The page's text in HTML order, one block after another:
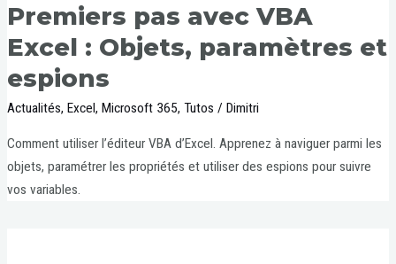
Premiers pas avec VBA
Excel : Objets, paramètres et
espions
Actualités, Excel, Microsoft 365,Tutos / Dimitri
Comment utiliser l’éditeur VBA d’Excel. Apprenez à naviguer parmi les
objets, paramétrer les propriétés et utiliser des espions pour suivre
vos variables.